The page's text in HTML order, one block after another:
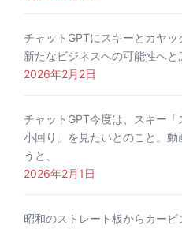
チャットGPTにスキーとカヤ
新たなビジネスへの可能性へと
2026年2月2日
チャットGPT今度は、スキー
小回り」を見たいとのこと。
うと、
2026年2月1日
昭和のストレート板からカー